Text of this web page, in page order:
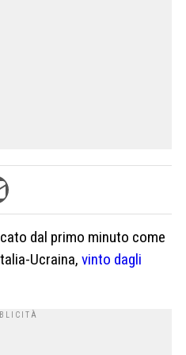
dal primo minuto come
Ucraina, vinto dagli